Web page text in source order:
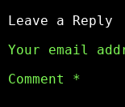
Leave a Reply
Your email
Comment *